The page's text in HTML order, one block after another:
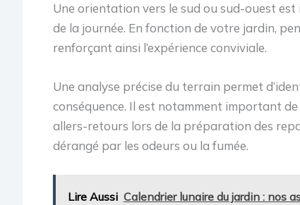
Une orientation vers le sud ou sud-ouest
de la journée. En fonction de votre jardin,
renforçant ainsi l’expérience conviviale.
Une analyse précise du terrain permet
conséquence. Il est notamment important
allers-retours lors de la préparation des
dérangé par les odeurs ou la fumée.
Lire Aussi Calendrier lunaire du jardin : nos